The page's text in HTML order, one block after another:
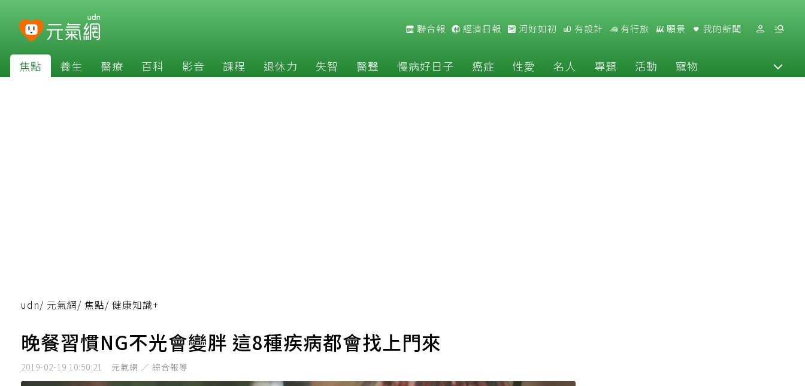
聯合報 經濟日報 河好如初 有設計 有行旅 願景 我的新聞
焦點 養生 醫療 百科 影音 課程 退休力 失智 醫聲 慢病好日子 癌症 性愛 名人 專題 活動 寵物
udn/ 元氣網/ 焦點/ 健康知識+
晚餐習慣NG不光會變胖 這8種疾病都會找上門來
2019-02-19 10:50:21 元氣網 ／ 綜合報導